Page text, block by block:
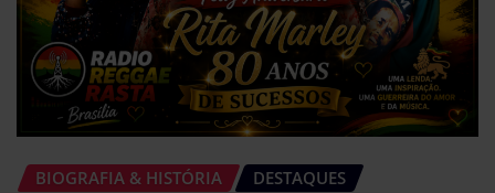
BIOGRAFIA & HISTÓRIA DESTAQUES